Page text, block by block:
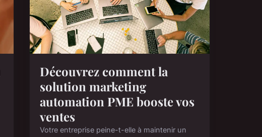
Découvrez comment la
solution marketing
automation PME booste vos
ventes
Votre entreprise peine-t-elle à maintenir un